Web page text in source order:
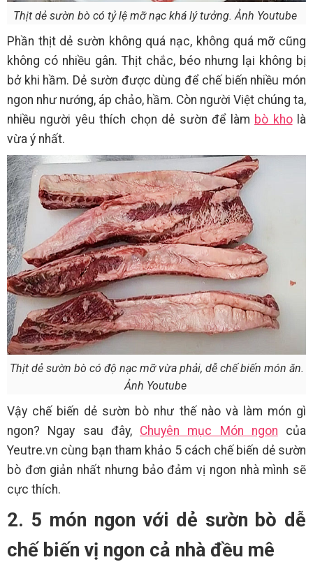
Thịt dẻ sườn bò có tỷ lệ mỡ nạc khá lý tưởng. Ảnh Youtube
Phần thịt dẻ sườn không quá nạc, không quá mỡ cũng
không có nhiều gân. Thịt chắc, béo nhưng lại không bị
bở khi hầm. Dẻ sườn được dùng để chế biến nhiều món
ngon như nướng, áp chảo, hầm. Còn người Việt chúng ta,
nhiều người yêu thích chọn dẻ sườn để làm bò kholà
vừa ý nhất.
Thịt dẻ sườn bò có độ nạc mỡ vừa phải, dễ chế biến món ăn.
Ảnh Youtube
Vậy chế biến dẻ sườn bò như thế nào và làm món gì
ngon? Ngay sau đây, Chuyên mục Món ngon của
Yeutre.vn cùng bạn tham khảo 5 cách chế biến dẻ sườn
bò đơn giản nhất nhưng bảo đảm vị ngon nhà mình sẽ
cực thích.
2. 5 món ngon với dẻ sườn bò dễ
chế biến vị ngon cả nhà đều mê